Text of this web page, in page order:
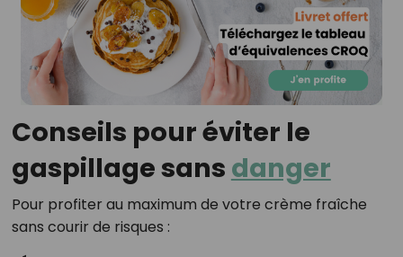
Conseils pour éviter le
gaspillage sans danger
Pour profiter au maximum de votre crème fraîche
sans courir de risques :